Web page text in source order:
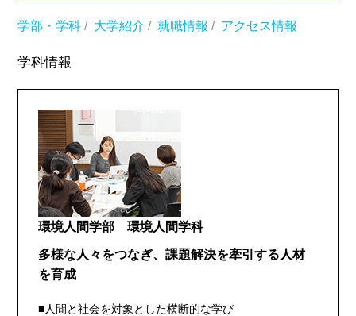
学部・学科 / 大学紹介 / 就職情報 / アクセス情報
学科情報
環境人間学部 環境人間学科
多様な人々をつなぎ、課題解決を牽引する人材
を育成
■人間と社会を対象とした横断的な学び